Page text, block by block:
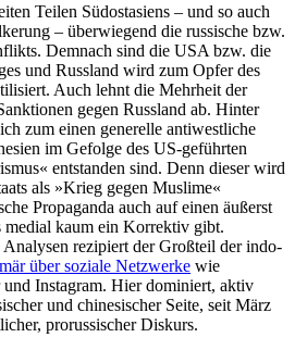
Teilen Süd­ostasiens – und so auch
– überwiegend die rus­sische bzw.
Demnach sind die USA bzw. die
und Russland wird zum Opfer des
Auch lehnt die Mehrheit der
gegen Russland ab. Hinter
zum einen generelle antiwest­liche
im Gefolge des US-geführten
entstanden sind. Denn dieser wird
als »Krieg gegen Muslime«
Propaganda auch auf einen äußerst
kaum ein Korrektiv gibt.
rezipiert der Großteil der indo­
über soziale Netzwerke wie
Instagram. Hier dominiert, aktiv
und chinesischer Seite, seit März
prorussischer Diskurs.